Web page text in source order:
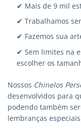
✔ Mais de 9 mil
✔ Trabalhamos
✔ Fazemos sua
✔ Sem limites na
escolher os
Nossos Chinelos
desenvolvidos para
podendo também
lembranças